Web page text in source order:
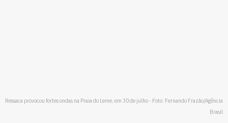
Ressaca provocou fortes ondas na Praia do Leme, em 30 de julho - Foto: Fernando Frazão/Agência
Brasil